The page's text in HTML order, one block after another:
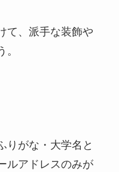
て、派手な装飾や
りがな・大学名と
ルアドレスのみが